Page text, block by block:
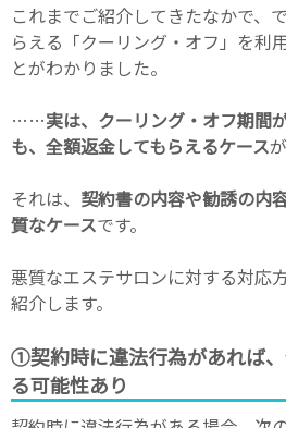
これまでご紹介してきたなかで、
らえる「クーリング・オフ」を利
とがわかりました。
……実は、クーリング・オフ期間
も、全額返金してもらえるケース
それは、 契約書の内容や勧誘の内
質なケースです。
悪質なエステサロンに対する対応
紹介します。
①契約時に違法行為があれば
る可能性あり